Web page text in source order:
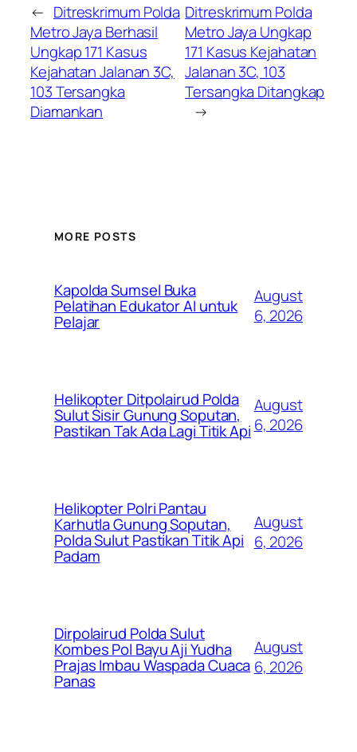
← Ditreskrimum Polda
Metro Jaya Berhasil
Ungkap 171 Kasus
Kejahatan Jalanan 3C,
103 Tersangka
Diamankan
Ditreskrimum Polda
Metro Jaya Ungkap
171 Kasus Kejahatan
Jalanan 3C, 103
Tersangka Ditangkap
→
MORE POSTS
Kapolda Sumsel Buka
Pelatihan Edukator AI untuk
Pelajar
August
6, 2026
Helikopter Ditpolairud Polda
Sulut Sisir Gunung Soputan,
Pastikan Tak Ada Lagi Titik Api
August
6, 2026
Helikopter Polri Pantau
Karhutla Gunung Soputan,
Polda Sulut Pastikan Titik Api
Padam
August
6, 2026
Dirpolairud Polda Sulut
Kombes Pol Bayu Aji Yudha
Prajas Imbau Waspada Cuaca
Panas
August
6, 2026